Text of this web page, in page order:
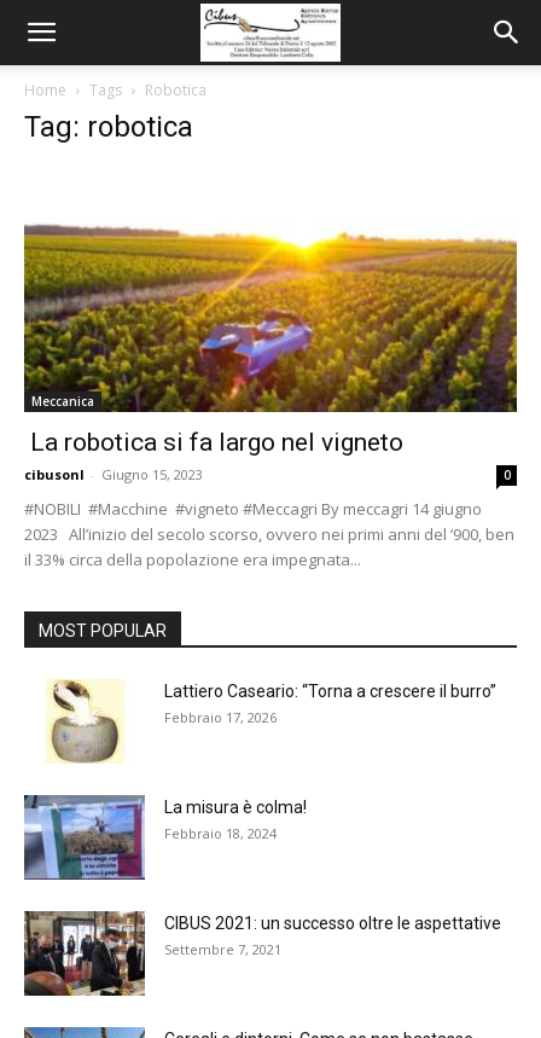
Home Tags Robotica
Tag: robotica
Meccanica
La robotica si fa largo nel vigneto
cibusonl - Giugno 15, 2023 0
#NOBILI #Macchine #vigneto #Meccagri By meccagri 14 giugno
2023 All’inizio del secolo scorso, ovvero nei primi anni del ‘900, ben
il 33% circa della popolazione era impegnata...
MOST POPULAR
Lattiero Caseario: “Torna a crescere il burro”
Febbraio 17, 2026
La misura è colma!
Febbraio 18, 2024
CIBUS 2021: un successo oltre le aspettative
Settembre 7, 2021